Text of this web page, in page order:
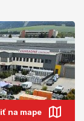
na mape